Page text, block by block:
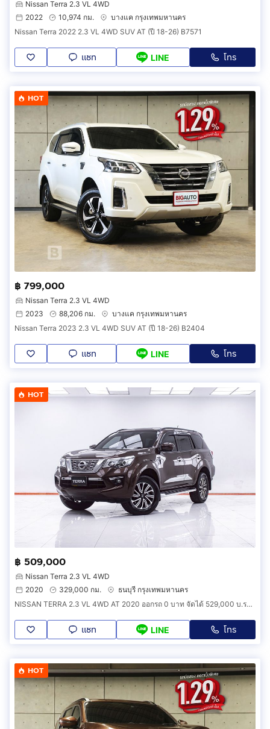
Nissan Terra 2.3 VL 4WD
2022
10,974 กม.
บางแค กรุงเทพมหานคร
Nissan Terra 2022 2.3 VL 4WD SUV AT (ปี 18-26) B7571
แชท LINE โทร
HOT
฿ 799,000
Nissan Terra 2.3 VL 4WD
2023
88,206 กม.
บางแค กรุงเทพมหานคร
Nissan Terra 2023 2.3 VL 4WD SUV AT (ปี 18-26) B2404
แชท LINE โทร
HOT
฿ 509,000
Nissan Terra 2.3 VL 4WD
2020
329,000 กม.
ธนบุรี กรุงเทพมหานคร
NISSAN TERRA 2.3 VL 4WD AT 2020 ออกรถ 0 บาท จัดได้ 529,000 บ.รหัสรถ 1F644
แชท LINE โทร
HOT